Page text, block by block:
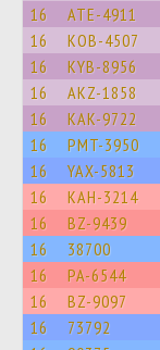
16 ATE-4911
16 KOB-4507
16 KYB-8956
16 AKZ-1858
16 KAK-9722
16 PMT-3950
16 YAX-5813
16 KAH-3214
16 BZ-9439
16 38700
16 PA-6544
16 BZ-9097
16 73792